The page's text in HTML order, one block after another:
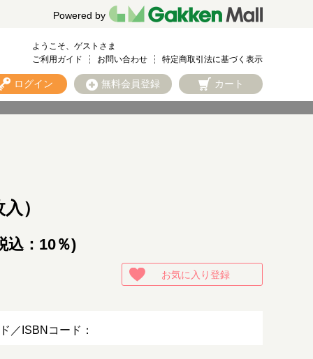
Powered by
ようこそ、ゲストさま
ご利用ガイド
お問い合わせ 特定商取引法に基づく表示
ログイン 無料会員登録 カート
）
込：10％)
お気に入り登録
／ISBNコード：